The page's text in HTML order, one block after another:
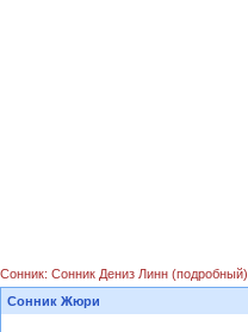
Сонник: Сонник Дениз Линн (подробный)
Сонник Жюри